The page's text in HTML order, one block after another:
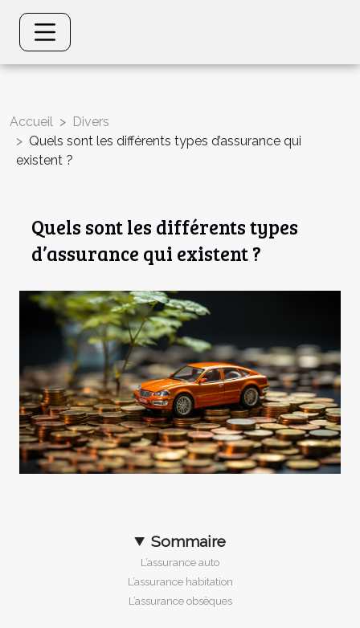
Accueil
Divers
Quels sont les différents types d’assurance qui
existent ?
Quels sont les différents types
d’assurance qui existent ?
Sommaire
L’assurance auto
L’assurance habitation
L’assurance obsèques